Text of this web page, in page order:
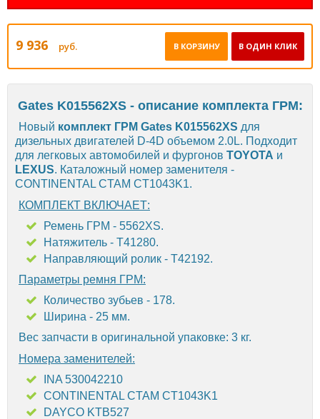
9 936 руб. В ОДИН КЛИК
В КОРЗИНУ
Gates K015562XS - описание комплекта ГРМ:
Новый комплект ГРМ Gates K015562XS для
дизельных двигателей D-4D объемом 2.0L. Подходит
для легковых автомобилей и фургонов TOYOTA и
LEXUS. Каталожный номер заменителя -
CONTINENTAL CTAM CT1043K1.
КОМПЛЕКТ ВКЛЮЧАЕТ:
Ремень ГРМ - 5562XS.
Натяжитель - T41280.
Направляющий ролик - T42192.
Параметры ремня ГРМ:
Количество зубьев - 178.
Ширина - 25 мм.
Вес запчасти в оригинальной упаковке: 3 кг.
Номера заменителей:
INA 530042210
CONTINENTAL CTAM CT1043K1
DAYCO KTB527